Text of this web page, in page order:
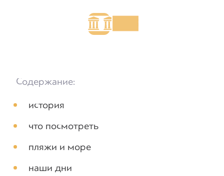
Содержание:
история
что посмотреть
пляжи и море
наши дни